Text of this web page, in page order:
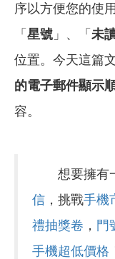
序以方便您的使
「 星號 」、「 未
位置。今天這篇
的電子郵件顯示
容。
想要擁有一
信 ，挑戰手機
禮抽獎卷 ， 門
手機超低價格